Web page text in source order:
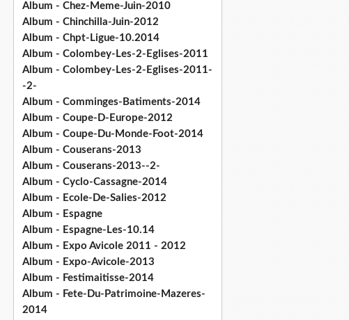
Album - Chez-Meme-Juin-2010
Album - Chinchilla-Juin-2012
Album - Chpt-Ligue-10.2014
Album - Colombey-Les-2-Eglises-2011
Album - Colombey-Les-2-Eglises-2011-
-2-
Album - Comminges-Batiments-2014
Album - Coupe-D-Europe-2012
Album - Coupe-Du-Monde-Foot-2014
Album - Couserans-2013
Album - Couserans-2013--2-
Album - Cyclo-Cassagne-2014
Album - Ecole-De-Salies-2012
Album - Espagne
Album - Espagne-Les-10.14
Album - Expo Avicole 2011 - 2012
Album - Expo-Avicole-2013
Album - Festimaitisse-2014
Album - Fete-Du-Patrimoine-Mazeres-
2014